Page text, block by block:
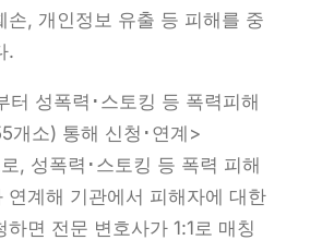
손, 개인정보 유출 등 피해를 중
.
터 성폭력･스토킹 등 폭력피해
개소) 통해 신청･연계>
, 성폭력･스토킹 등 폭력 피해
연계해 기관에서 피해자에 대한
하면 전문 변호사가 1:1로 매칭